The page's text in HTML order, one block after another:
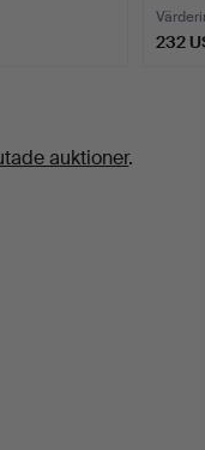
232
auktioner.